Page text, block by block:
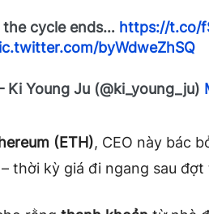
the cycle ends… https://t.co/
byWdweZhSQ
Young Ju (@ki_young_ju)
(ETH), CEO này bác
– thời kỳ giá đi ngang sau